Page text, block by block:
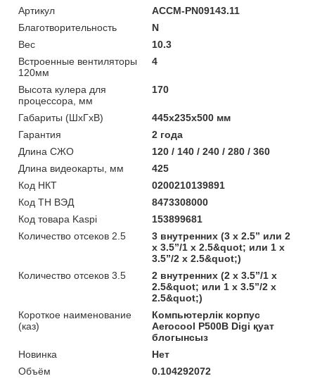
Артикул
ACCM-PN09143.11
Благотворительность
N
Вес
10.3
Встроенные вентиляторы
120мм
4
Высота кулера для
процессора, мм
170
Габариты (ШхГхВ)
445x235x500 мм
Гарантия
2 года
Длина СЖО
120 / 140 / 240 / 280 / 360
Длина видеокарты, мм
425
Код НКТ
0200210139891
Код ТН ВЭД
8473308000
Код товара Kaspi
153899681
Количество отсеков 2.5
3 внутренних (3 x 2.5” или 2
x 3.5”/1 x 2.5&quot; или 1 x
3.5”/2 x 2.5&quot;)
Количество отсеков 3.5
2 внутренних (2 x 3.5”/1 x
2.5&quot; или 1 x 3.5”/2 x
2.5&quot;)
Короткое наименование
(каз)
Компьютерлік корпус
Aerocool P500B Digi қуат
блогынсыз
Новинка
Нет
Объём
0.104292072